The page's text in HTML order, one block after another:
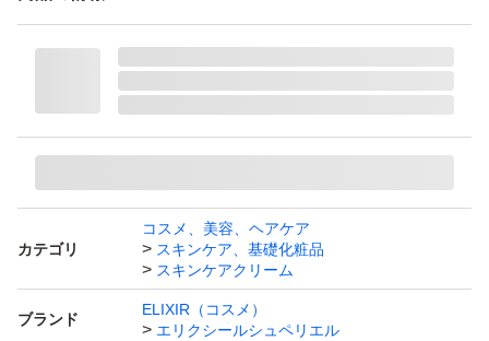
カテゴリ
コスメ、美容、ヘアケア
スキンケア、基礎化粧品
スキンケアクリーム
ブランド
ELIXIR（コスメ）
エリクシールシュペリエル